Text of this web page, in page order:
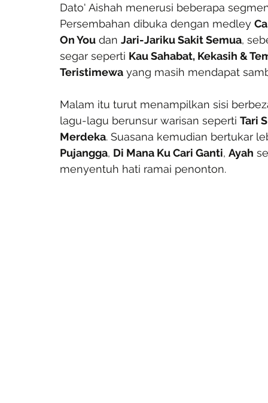
Dato' Aishah menerusi beberapa
Persembahan dibuka dengan medley
On You dan Jari-Jariku Sakit Semua,
segar seperti Kau Sahabat, Kekasih &
Teristimewa yang masih mendapat
Malam itu turut menampilkan sisi
lagu-lagu berunsur warisan seperti Tari
Merdeka. Suasana kemudian bertukar
Pujangga, Di Mana Ku Cari Ganti, Ayah
menyentuh hati ramai penonton.